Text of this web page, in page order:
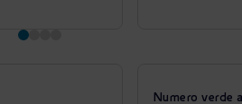
Numero verde